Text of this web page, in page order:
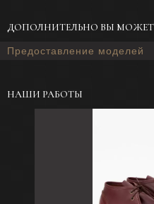
ДОПОЛНИТЕЛЬНО ВЫ
Предоставление моделей
НАШИ РАБОТЫ